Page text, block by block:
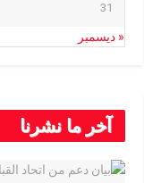
31
« ديسمبر
آخر ما نشرنا